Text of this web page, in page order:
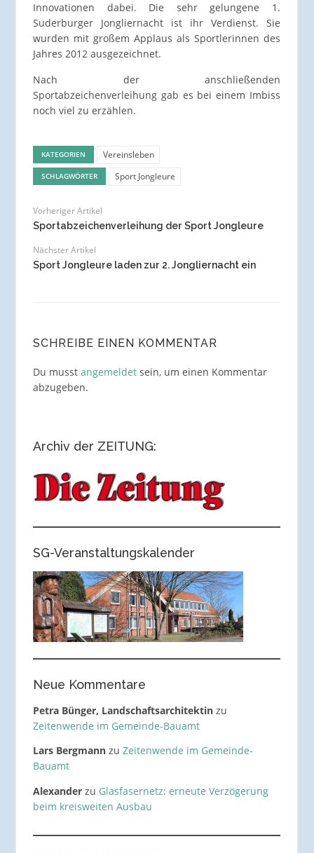
Innovationen dabei. Die sehr gelungene 1.
Suderburger Jongliernacht ist ihr Verdienst. Sie
wurden mit großem Applaus als Sportlerinnen des
Jahres 2012 ausgezeichnet.
Nach der anschließenden
Sportabzeichenverleihung gab es bei einem Imbiss
noch viel zu erzählen.
KATEGORIEN Vereinsleben
SCHLAGWÖRTER Sport Jongleure
Vorheriger Artikel
Sportabzeichenverleihung der Sport Jongleure
Nächster Artikel
Sport Jongleure laden zur 2. Jongliernacht ein
SCHREIBE EINEN KOMMENTAR
Du musst angemeldetsein, um einen Kommentar
abzugeben.
Archiv der ZEITUNG:
SG-Veranstaltungskalender
Neue Kommentare
Petra Bünger, Landschaftsarchitektinzu
Zeitenwende im Gemeinde-Bauamt
Lars Bergmannzu Zeitenwende im Gemeinde-
Bauamt
Alexanderzu Glasfasernetz: erneute Verzögerung
beim kreisweiten Ausbau